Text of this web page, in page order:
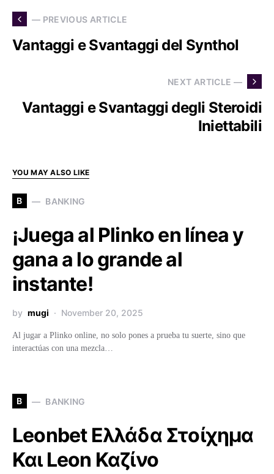
— PREVIOUS ARTICLE
Vantaggi e Svantaggi del Synthol
NEXT ARTICLE —
Vantaggi e Svantaggi degli Steroidi
Iniettabili
YOU MAY ALSO LIKE
B BANKING
¡Juega al Plinko en línea y
gana a lo grande al
instante!
by mugi November 20, 2025
Al jugar a Plinko online, no solo pones a prueba tu suerte, sino que
interactúas con una mezcla…
B BANKING
Leonbet Ελλάδα Στοίχημα
Και Leon Καζίνο